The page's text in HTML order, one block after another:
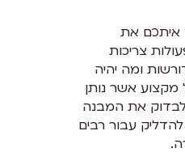
איתכם את
צריכות
ומה יהיה
אשר נותן
את המבנה
עבור רבים